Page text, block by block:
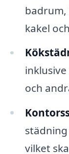
badrum,
kakel
och
vilket